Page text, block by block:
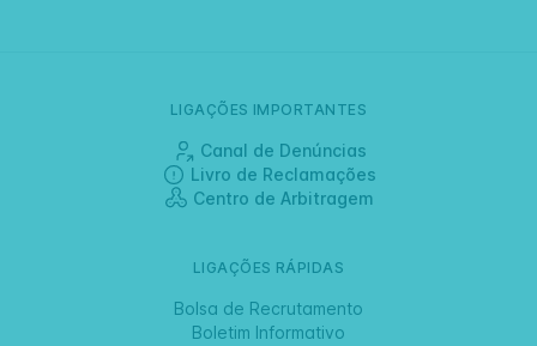
LIGAÇÕES IMPORTANTES
Canal de Denúncias
Livro de Reclamações
Centro de Arbitragem
LIGAÇÕES RÁPIDAS
Bolsa de Recrutamento
Boletim Informativo